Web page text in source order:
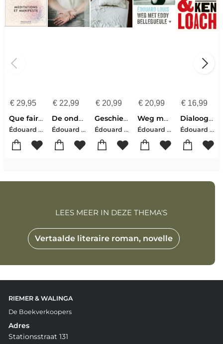
€29,95
Que faire de la littérature ?
Édouard Louis
€22,99
De ondergang
Édouard Louis
€ 20,99
Geschiedenis van geweld
Édouard Louis
€ 20,99
Weg met Eddy Bellegueule
Édouard Louis
€ 16,99
Dialoog over kunst en politiek
Édouard Louis-Ken Loach
Vertaalde literaire roman, novelle
LEES MEER IN DEZE THEMA'S
RIEMER & WALINGA
De Boekverkoopers
Adres
Stationsstraat 131